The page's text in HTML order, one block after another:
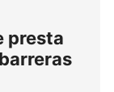
presta